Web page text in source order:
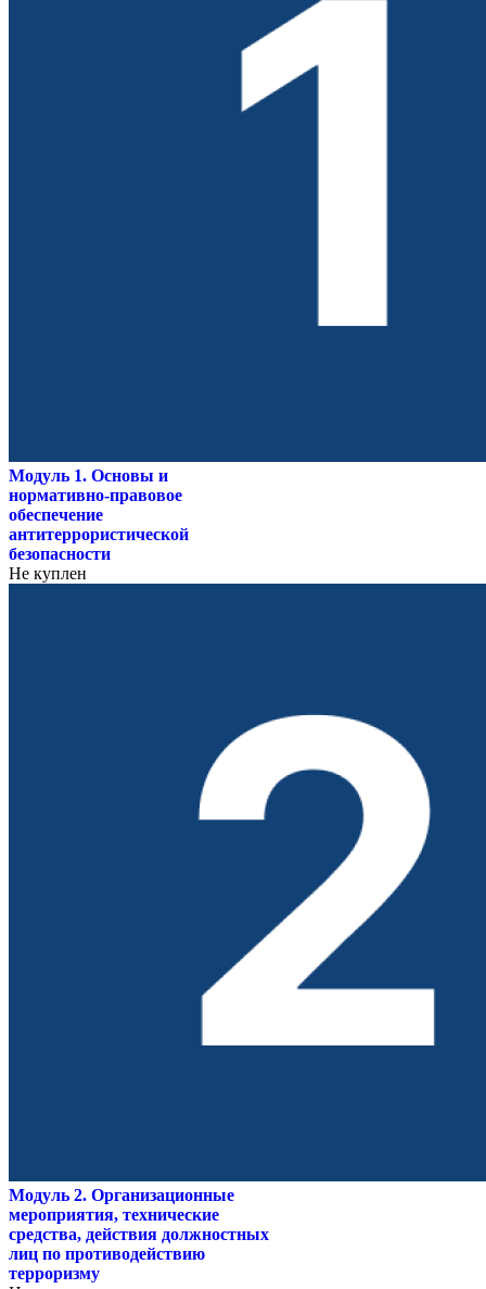
Модуль 1. Основы и
нормативно-правовое
обеспечение
антитеррористической
безопасности
Не куплен
Модуль 2. Организационные
мероприятия, технические
средства, действия должностных
лиц по противодействию
терроризму